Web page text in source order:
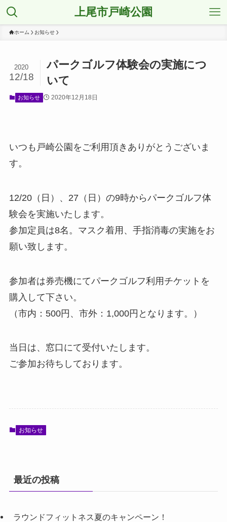
上尾市戸崎公園
ホーム お知らせ
パークゴルフ体験会の実施につ
いて
2020
12/18
お知らせ 2020年12月18日
いつも戸崎公園をご利用頂きありがとうございま
す。
12/20（日）、27（日）の9時からパークゴルフ体
験会を実施いたします。
参加定員は8名。マスク着用、手指消毒の実施をお
願い致します。
参加者は券売機にてパークゴルフ利用チケットを
購入して下さい。
（市内：500円、市外：1,000円となります。）
当日は、窓口にて受付いたします。
ご参加お待ちしております。
お知らせ
最近の投稿
ラウンドフィットネス夏のキャンペーン！